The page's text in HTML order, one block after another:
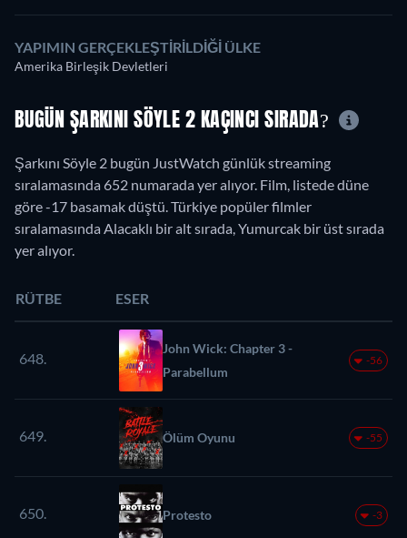
YAPIMIN GERÇEKLEŞTIRILDIĞI ÜLKE
Amerika Birleşik Devletleri
BUGÜN ŞARKINI SÖYLE 2 KAÇINCI SIRADA?
Şarkını Söyle 2 bugün JustWatch günlük streaming
sıralamasında 652 numarada yer alıyor. Film, listede düne
göre -17 basamak düştü. Türkiye popüler filmler
sıralamasında Alacaklı bir alt sırada, Yumurcak bir üst sırada
yer alıyor.
RÜTBE ESER
648.
John Wick: Chapter 3 -
Parabellum
-56
649. Ölüm Oyunu -55
650. Protesto -3